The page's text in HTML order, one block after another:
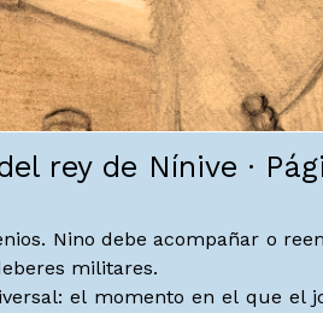
rey de Nínive ·
Nino debe acompañar o
militares.
el momento en el que el